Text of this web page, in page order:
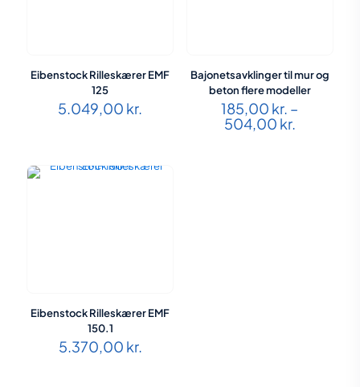
Eibenstock Rilleskærer EMF
125
5.049,00 kr.
Bajonetsavklinger til mur og
beton flere modeller
185,00 kr. –
504,00 kr.
Eibenstock Rilleskærer EMF
150.1
5.370,00 kr.